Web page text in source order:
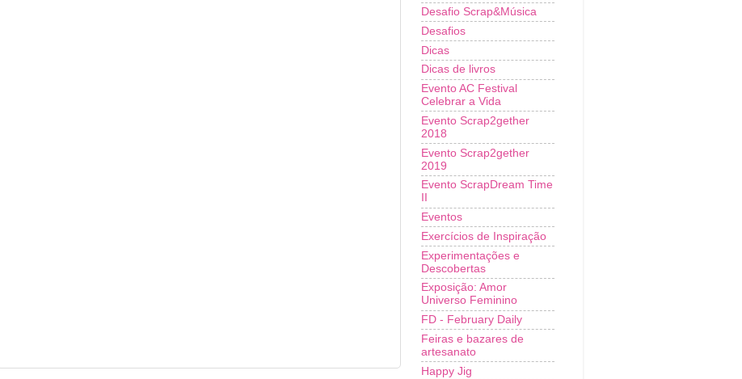
Desafio Scrap&Música
Desafios
Dicas
Dicas de livros
Evento AC Festival
Celebrar a Vida
Evento Scrap2gether
2018
Evento Scrap2gether
2019
Evento ScrapDream Time
Eventos
Exercícios de Inspiração
Experimentações e
Descobertas
Exposição: Amor
Universo Feminino
FD - February Daily
Feiras e bazares de
artesanato
Happy Jig